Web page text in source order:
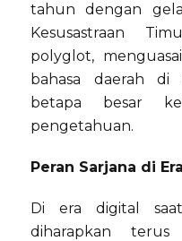
tahun dengan
Kesusastraan
polyglot,
bahasa daerah di
betapa besar
pengetahuan.
Peran Sarjana di
Di era digital
diharapkan